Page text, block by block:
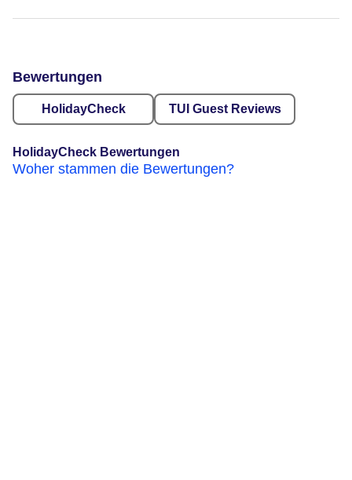
Bewertungen
HolidayCheck TUI Guest Reviews
HolidayCheck Bewertungen
Woher stammen die Bewertungen?